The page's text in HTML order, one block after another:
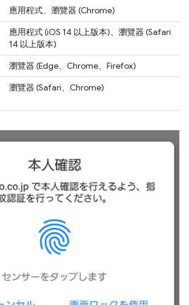
應用程式、瀏覽器 (Chrome)
應用程式 (iOS 14 以上版本)、瀏覽器 (Safari
14 以上版本)
瀏覽器 (Edge、Chrome、Firefox)
瀏覽器 (Safari、Chrome)